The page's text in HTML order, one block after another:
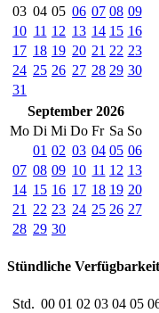
03 04 05 06 07 08 09
10 11 12 13 14 15 16
17 18 19 20 21 22 23
24 25 26 27 28 29 30
31
September 2026
Mo Di Mi Do Fr Sa So
01 02 03 04 05 06
07 08 09 10 11 12 13
14 15 16 17 18 19 20
21
22 23 24 25 26 27
28 29 30
Stündliche
Std. 00 01 02 03 04 05